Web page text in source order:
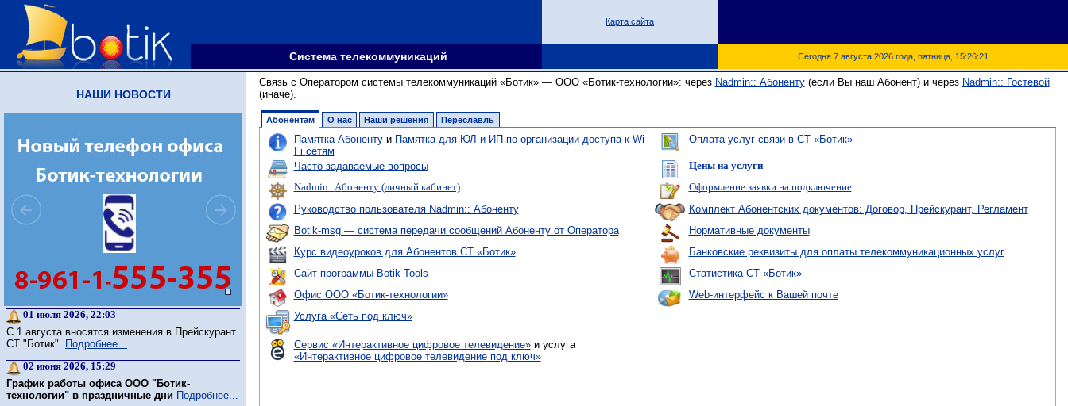
Карта сайта
Система телекоммуникаций Сегодня 7 августа 2026 года, пятница, 15:26:21
НАШИ НОВОСТИ
01 июля 2026, 22:03
С 1 августа вносятся изменения в Прейскурант
СТ "Ботик".
Подробнее...
02 июня 2026, 15:29
График работы офиса ООО "Ботик-
технологии" в праздничные дни Подробнее...
Связь с Оператором системы телекоммуникаций «Ботик» — ООО «Ботик-технологии»: через Nadmin:: Абоненту(если Вы наш Абонент) и через Nadmin:: Гостевой
(иначе).
Абонентам О нас Наши решения Переславль
Памятка Абонентуи Памятка для ЮЛ и ИП по организации доступа к Wi-
Fi сетям
Оплата услуг связи в СТ «Ботик»
Часто задаваемые вопросы
Цены на услуги
Nadmin::Абоненту (личный кабинет) Оформление заявки на подключение
Руководство пользователя Nadmin:: Абоненту
Комплект Абонентских документов: Договор, Прейскурант, Регламент
Botik-msg — система передачи сообщений Абоненту от Оператора
Нормативные документы
Курс видеоуроков для Абонентов СТ «Ботик»
Банковские реквизиты для оплаты телекоммуникационных услуг
Сайт программы Botik Tools
Статистика СТ «Ботик»
Офис ООО «Ботик-технологии»
Web-интерфейс к Вашей почте
Услуга «Сеть под ключ»
Сервис «Интерактивное цифровое телевидение»и услуга
«Интерактивное цифровое телевидениепод ключ»